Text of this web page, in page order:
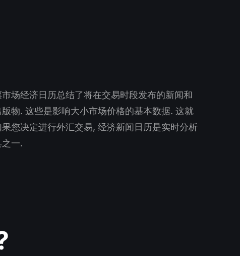
场经济日历总结了将在交易时段发布的新闻和
物. 这些是影响大小市场价格的基本数据. 这就
您决定进行外汇交易, 经济新闻日历是实时分析
一.